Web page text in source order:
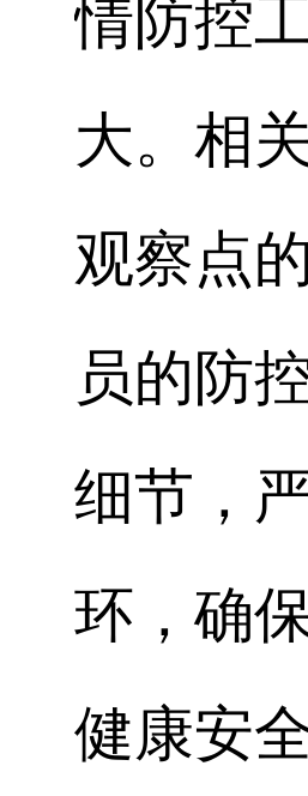
情防控
大。相
观察点
员的防
细节，
环，确
健康安